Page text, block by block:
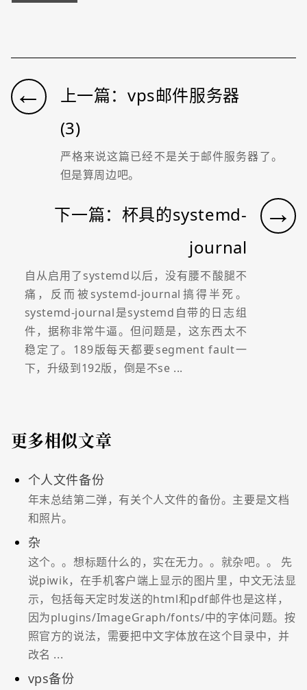
←
上一篇：vps邮件服务器
(3)
严格来说这篇已经不是关于邮件服务器了。
但是算周边吧。
→
下一篇：杯具的systemd-
journal
自从启用了systemd以后，没有腰不酸腿不
痛，反而被systemd-journal搞得半死。
systemd-journal是systemd自带的日志组
件，据称非常牛逼。但问题是，这东西太不
稳定了。189版每天都要segment fault一
下，升级到192版，倒是不se ...
更多相似文章
个人文件备份
年末总结第二弹，有关个人文件的备份。主要是文档
和照片。
杂
这个。。想标题什么的，实在无力。。就杂吧。。 先
说piwik，在手机客户端上显示的图片里，中文无法显
示，包括每天定时发送的html和pdf邮件也是这样，
因为plugins/ImageGraph/fonts/中的字体问题。按
照官方的说法，需要把中文字体放在这个目录中，并
改名 ...
vps备份